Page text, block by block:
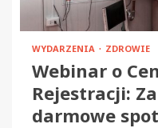
WYDARZENIA ZDROWIE
Webinar o
Rejestracji:
darmowe